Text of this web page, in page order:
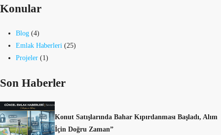
Konular
Blog (4)
Emlak Haberleri (25)
Projeler (1)
Son Haberler
Konut Satışlarında Bahar Kıpırdanması Başladı, Alım
İçin Doğru Zaman”